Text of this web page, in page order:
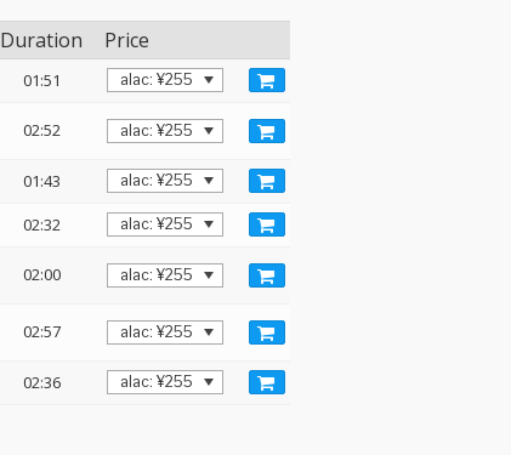
Duration Price
01:51
02:52
01:43
02:32
02:00
02:57
02:36